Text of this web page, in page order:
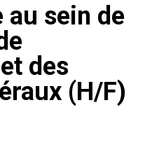
au sein de
des
(H/F)